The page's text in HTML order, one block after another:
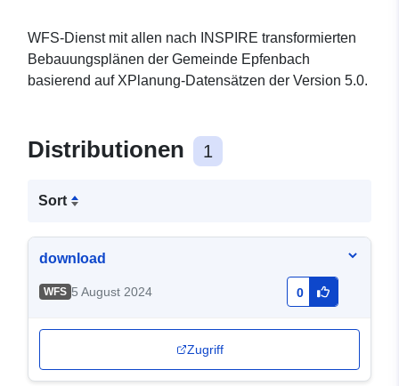
WFS-Dienst mit allen nach INSPIRE transformierten
Bebauungsplänen der Gemeinde Epfenbach
basierend auf XPlanung-Datensätzen der Version 5.0.
Distributionen 1
Sort
download
WFS 5 August 2024 0
Zugriff